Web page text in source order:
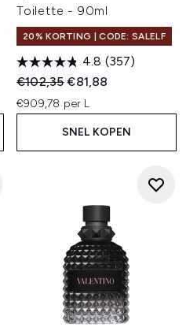
Toilette - 90ml
20% KORTING | CODE: SALELF
4.8 (357)
Recommended Retail Price:
€102,35Huidige prijs:
€81,88
€909,78 per L
SNEL KOPEN